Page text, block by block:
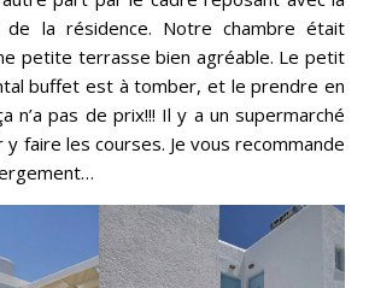
de la résidence. Notre chambre était
petite terrasse bien agréable. Le petit
buffet est à tomber, et le prendre en
n’a pas de prix!!! Il y a un supermarché
faire les courses. Je vous recommande